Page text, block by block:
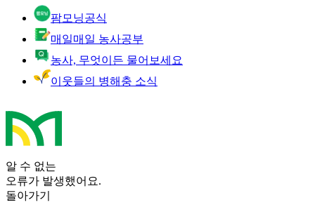
팜모닝공식
매일매일 농사공부
농사, 무엇이든 물어보세요
이웃들의 병해충 소식
알 수 없는
오류가 발생했어요.
돌아가기